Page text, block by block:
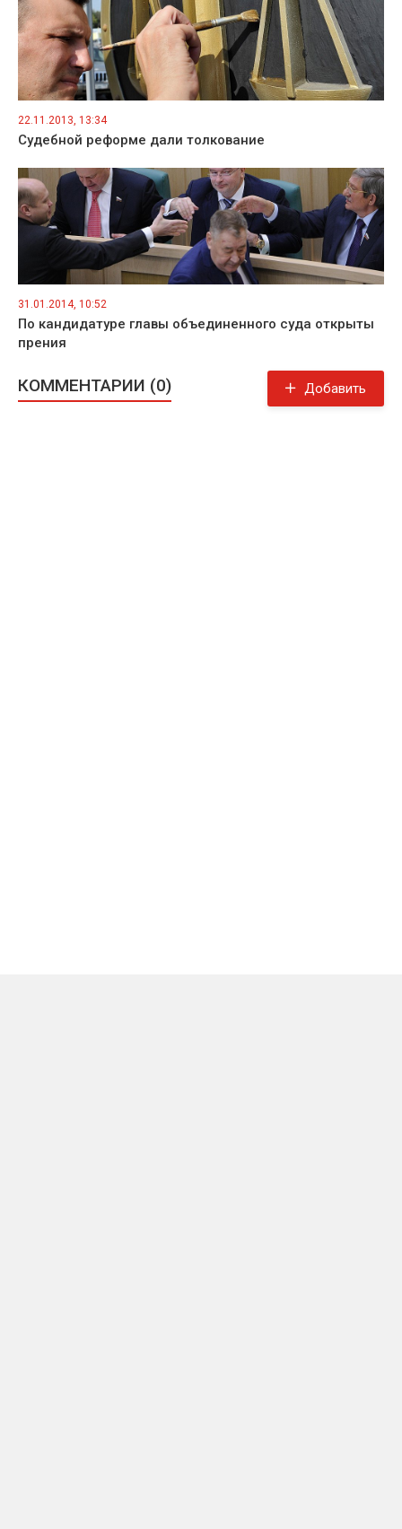
22.11.2013, 13:34
Судебной реформе дали толкование
31.01.2014, 10:52
По кандидатуре главы объединенного суда открыты
прения
КОММЕНТАРИИ (0) Добавить